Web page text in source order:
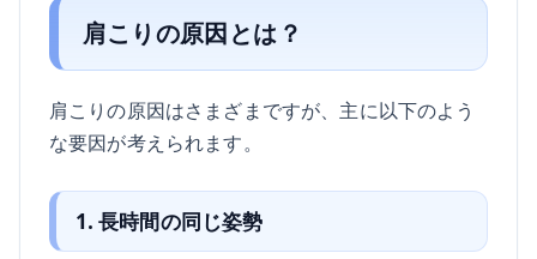
肩こりの原因とは？
肩こりの原因はさまざまですが、主に以下のよう
な要因が考えられます。
1. 長時間の同じ姿勢